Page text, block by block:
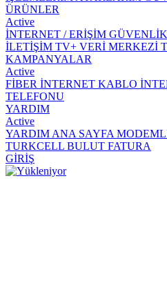
ÜRÜNLER
Active
İNTERNET / ERİŞİM GÜVENLİK
İLETİŞİM TV+ VERİ MERKEZİ
KAMPANYALAR
Active
FİBER İNTERNET KABLO
TELEFONU
YARDIM
Active
YARDIM ANA SAYFA
TURKCELL BULUT FATURA
GİRİŞ